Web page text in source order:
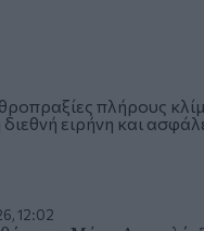
πλήρους
ειρήνη και
12:02